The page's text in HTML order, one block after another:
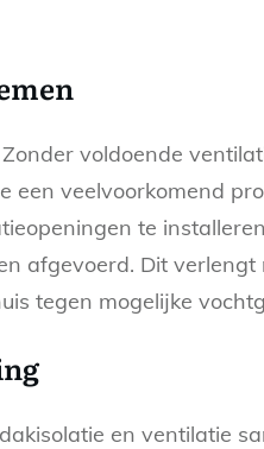
voldoende
veelvoorkomend
te
afgevoerd. Dit
tegen mogelijke
en ventilatie